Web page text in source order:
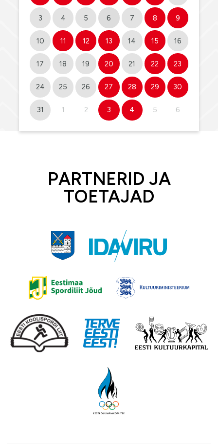
3 4 5 6 7 8 9
10 11 12 13 14 15 16
17 18 19 20 21 22 23
24 25 26 27 28 29 30
31 1 2 3 4 5 6
PARTNERID JA
TOETAJAD